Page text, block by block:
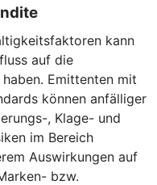
kann
auf die
Emittenten mit
können anfälliger
, Klage- und
im Bereich
Auswirkungen auf
bzw.